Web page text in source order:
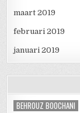
maart 2019
februari 2019
januari 2019
BEHROUZ BOOCHANI